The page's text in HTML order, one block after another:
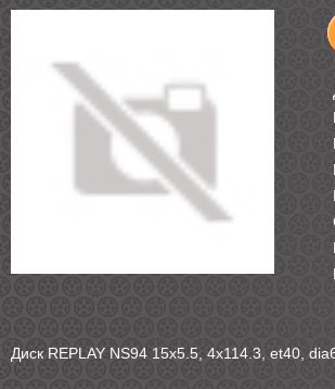
Диск REPLAY NS94 15х5.5, 4х114.3, et40,